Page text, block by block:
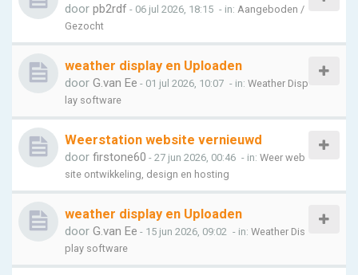
door pb2rdf - 06 jul 2026, 18:15 - in: Aangeboden /
Gezocht
weather display en Uploaden
door G.van Ee - 01 jul 2026, 10:07 - in: Weather Disp
lay software
Weerstation website vernieuwd
door firstone60 - 27 jun 2026, 00:46 - in: Weer web
site ontwikkeling, design en hosting
weather display en Uploaden
door G.van Ee - 15 jun 2026, 09:02 - in: Weather Dis
play software